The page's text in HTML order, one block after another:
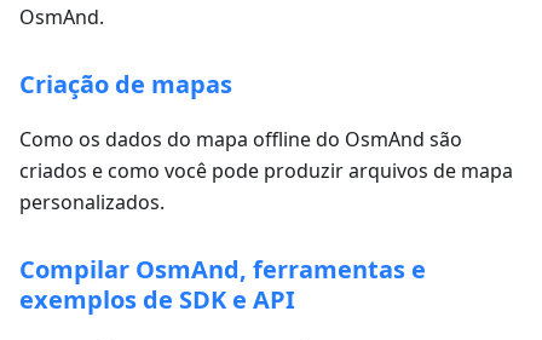
OsmAnd.
Criação de mapas
Como os dados do mapa offline do OsmAnd são
criados e como você pode produzir arquivos de mapa
personalizados.
Compilar OsmAnd, ferramentas e
exemplos de SDK e API